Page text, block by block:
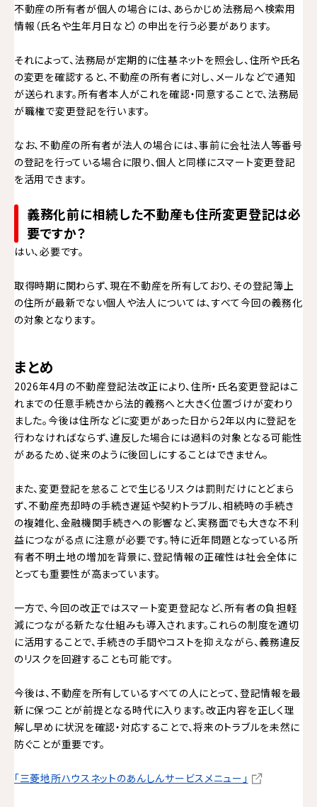
不動産の所有者が個人の場合には、あらかじめ法務局へ検索用
情報（氏名や生年月日など）の申出を行う必要があります。
それによって、法務局が定期的に住基ネットを照会し、住所や氏名
の変更を確認すると、不動産の所有者に対し、メールなどで通知
が送られます。所有者本人がこれを確認・同意することで、法務局
が職権で変更登記を行います。
なお、不動産の所有者が法人の場合には、事前に会社法人等番号
の登記を行っている場合に限り、個人と同様にスマート変更登記
を活用できます。
義務化前に相続した不動産も住所変更登記は必
要ですか？
はい、必要です。
取得時期に関わらず、現在不動産を所有しており、その登記簿上
の住所が最新でない個人や法人については、すべて今回の義務化
の対象となります。
まとめ
2026年4月の不動産登記法改正により、住所・氏名変更登記はこ
れまでの任意手続きから法的義務へと大きく位置づけが変わり
ました。今後は住所などに変更があった日から2年以内に登記を
行わなければならず、違反した場合には過料の対象となる可能性
があるため、従来のように後回しにすることはできません。
また、変更登記を怠ることで生じるリスクは罰則だけにとどまら
ず、不動産売却時の手続き遅延や契約トラブル、相続時の手続き
の複雑化、金融機関手続きへの影響など、実務面でも大きな不利
益につながる点に注意が必要です。特に近年問題となっている所
有者不明土地の増加を背景に、登記情報の正確性は社会全体に
とっても重要性が高まっています。
一方で、今回の改正ではスマート変更登記など、所有者の負担軽
減につながる新たな仕組みも導入されます。これらの制度を適切
に活用することで、手続きの手間やコストを抑えながら、義務違反
のリスクを回避することも可能です。
今後は、不動産を所有しているすべての人にとって、登記情報を最
新に保つことが前提となる時代に入ります。改正内容を正しく理
解し早めに状況を確認・対応することで、将来のトラブルを未然に
防ぐことが重要です。
「三菱地所ハウスネットのあんしんサービスメニュー」